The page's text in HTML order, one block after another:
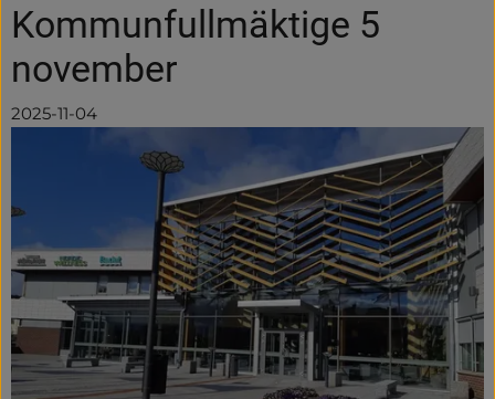
Kommunfullmäktige 5
november
2025-11-04